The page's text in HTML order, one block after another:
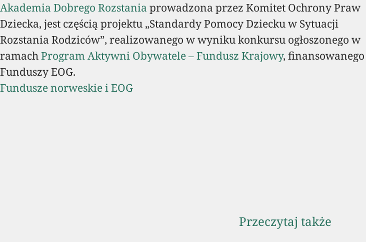
Akademia Dobrego Rozstania prowadzona przez Komitet Ochrony Praw
Dziecka, jest częścią projektu „Standardy Pomocy Dziecku w Sytuacji
Rozstania Rodziców”, realizowanego w wyniku konkursu ogłoszonego w
ramachProgram Aktywni Obywatele – Fundusz Krajowy, finansowanego
Funduszy EOG.
Fundusze norweskie i EOG
Przeczytaj także